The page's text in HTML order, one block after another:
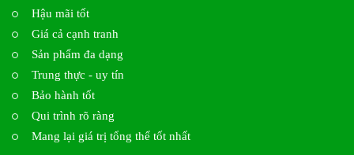
Hậu mãi tốt
Giá cả cạnh tranh
Sản phẩm đa dạng
Trung thực - uy tín
Bảo hành tốt
Qui trình rõ ràng
Mang lại giá trị tổng thể tốt nhất